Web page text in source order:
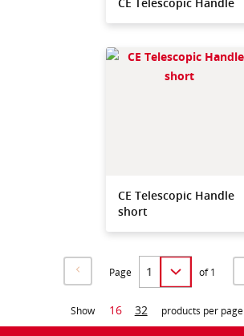
CE Telescopic Handle
short
Page of 1
Show 16 32 products per page